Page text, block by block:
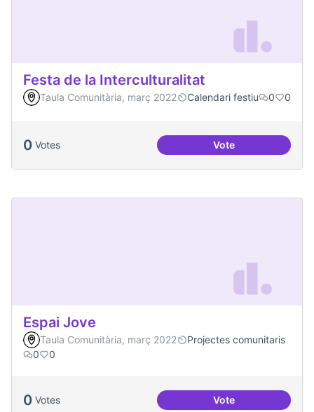
Festa de la Interculturalitat
Taula Comunitària, març 2022 Calendari festiu 0 0
0 Votes VoteFesta de la
Espai Jove
Taula Comunitària, març 2022
Projectes comunitaris
0
0
0 Votes VoteEspai Jove